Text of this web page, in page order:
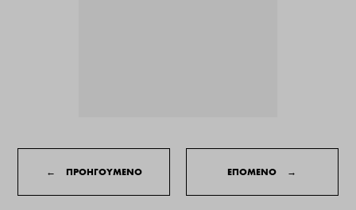
← ΠΡΟΗΓΟΥΜΕΝΟ ΕΠΟΜΕΝΟ →